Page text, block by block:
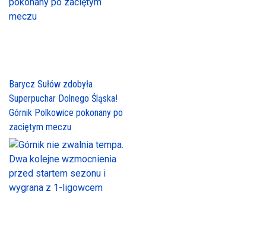
Barycz Sułów zdobyła
Superpuchar Dolnego Śląska!
Górnik Polkowice pokonany po
zaciętym meczu